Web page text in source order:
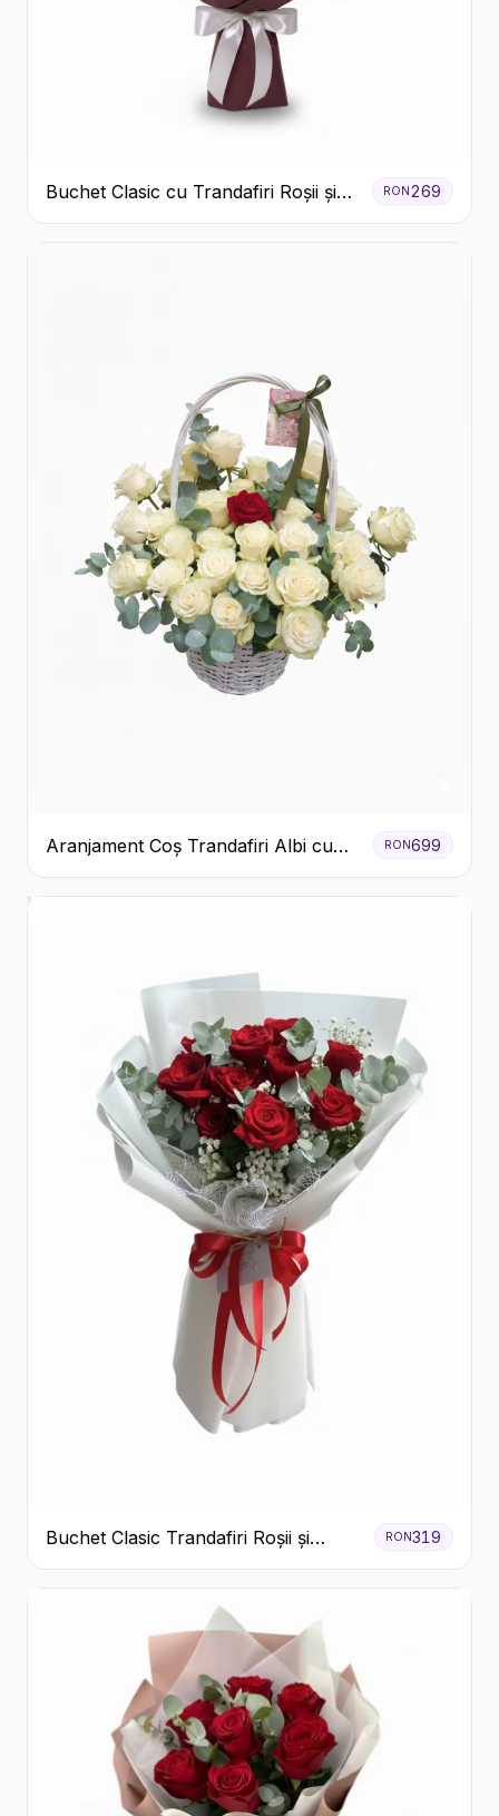
Buchet Clasic cu Trandafiri Roșii și
Crizanteme Albe
RON269
Aranjament Coș Trandafiri Albi cu
Accent Roșu
RON699
Buchet Clasic Trandafiri Roșii și
Eucalipt
RON319